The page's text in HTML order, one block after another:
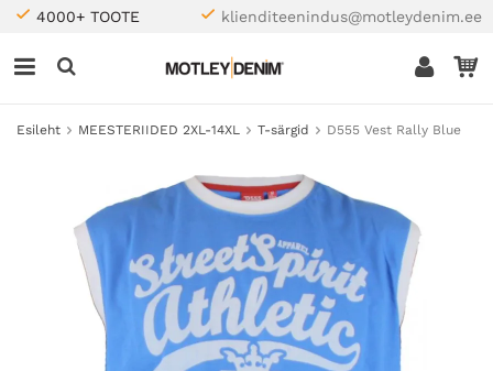
4000+ TOOTE klienditeenindus@motleydenim.ee
Esileht MEESTERIIDED 2XL-14XL T-särgid D555 Vest Rally Blue